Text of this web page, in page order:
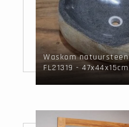
Waskom natuursteen
FL21319 - 47x44x15cm